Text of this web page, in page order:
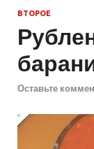
ВТОРОЕ
Оставьте